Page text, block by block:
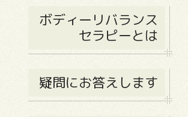
ボディーリバランス
セラピーとは
疑問にお答えします